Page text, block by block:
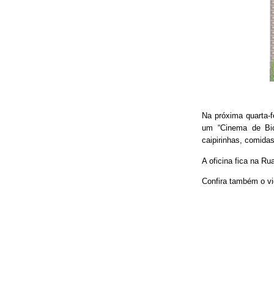
Na próxima
um “Cinema de
caipirinhas,
A oficina fica na
Confira também o